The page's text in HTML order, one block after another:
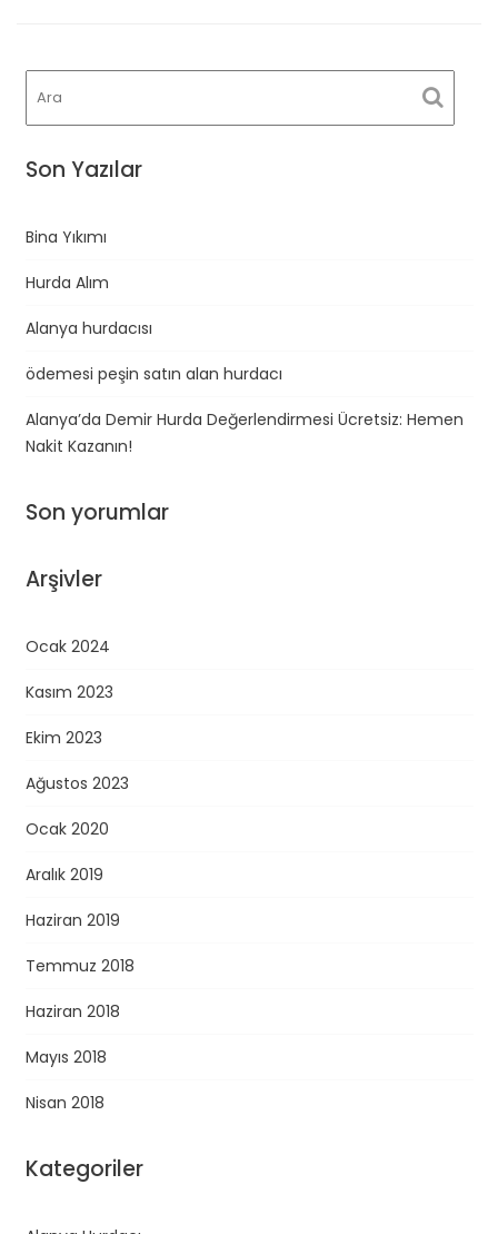
Son Yazılar
Bina Yıkımı
Hurda Alım
Alanya hurdacısı
ödemesi peşin satın alan hurdacı
Alanya’da Demir Hurda Değerlendirmesi Ücretsiz: Hemen
Nakit Kazanın!
Son yorumlar
Arşivler
Ocak 2024
Kasım 2023
Ekim 2023
Ağustos 2023
Ocak 2020
Aralık 2019
Haziran 2019
Temmuz 2018
Haziran 2018
Mayıs 2018
Nisan 2018
Kategoriler